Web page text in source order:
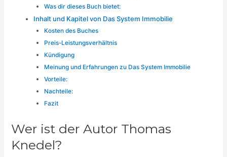
Was dir dieses Buch bietet:
Inhalt und Kapitel von Das System Immobilie
Kosten des Buches
Preis-Leistungsverhältnis
Kündigung
Meinung und Erfahrungen zu Das System Immobilie
Vorteile:
Nachteile:
Fazit
Wer ist der Autor Thomas
Knedel?